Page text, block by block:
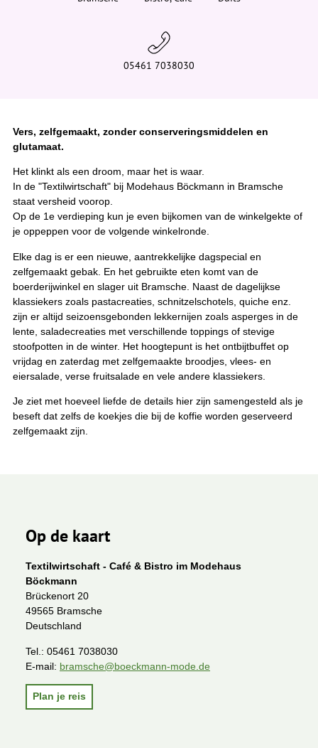
05461 7038030
Vers, zelfgemaakt, zonder conserveringsmiddelen en
glutamaat.
Het klinkt als een droom, maar het is waar.
In de "Textilwirtschaft" bij Modehaus Böckmann in Bramsche
staat versheid voorop.
Op de 1e verdieping kun je even bijkomen van de winkelgekte of
je oppeppen voor de volgende winkelronde.
Elke dag is er een nieuwe, aantrekkelijke dagspecial en
zelfgemaakt gebak. En het gebruikte eten komt van de
boerderijwinkel en slager uit Bramsche. Naast de dagelijkse
klassiekers zoals pastacreaties, schnitzelschotels, quiche enz.
zijn er altijd seizoensgebonden lekkernijen zoals asperges in de
lente, saladecreaties met verschillende toppings of stevige
stoofpotten in de winter. Het hoogtepunt is het ontbijtbuffet op
vrijdag en zaterdag met zelfgemaakte broodjes, vlees- en
eiersalade, verse fruitsalade en vele andere klassiekers.
Je ziet met hoeveel liefde de details hier zijn samengesteld als je
beseft dat zelfs de koekjes die bij de koffie worden geserveerd
zelfgemaakt zijn.
Op de kaart
Textilwirtschaft - Café & Bistro im Modehaus
Böckmann
Brückenort 20
49565 Bramsche
Deutschland
Tel.: 05461 7038030
E-mail: bramsche@boeckmann-mode.de
Plan je reis